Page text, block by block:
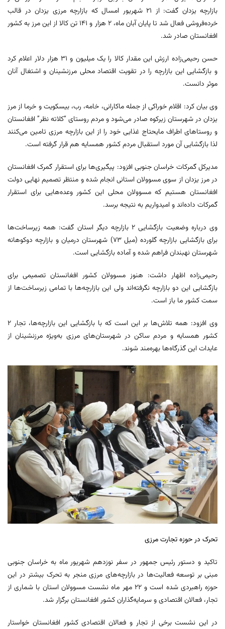
بازارچه یزدان گفت: از ۲۱ شهریور امسال که بازارچه مرزی یزدان در قالب
خرده‌فروشی فعال شد تا پایان آبان ماه، ۲ هزار و ۱۴۱ تن کالا از این مرز به کشور
افغانستان صادر شد.
حسن رحیمی‌زاده ارزش این مقدار کالا را یک میلیون و ۳۱ هزار دلار اعلام کرد
و بازگشایی این بازارچه را در تقویت اقتصاد محلی مرزنشینان و اشتغال آنان
موثر دانست.
وی بیان کرد: اقلام خوراکی از جمله ماکارانی، خامه، رب، بیسکویت و خرما از مرز
یزدان در شهرستان زیرکوه صادر می‌شود و مردم روستای “کلاته نظر” افغانستان
و روستاهای اطراف مایحتاج غذایی خود را از این بازارچه مرزی تامین می‌کنند
لذا بازگشایی آن مورد استقبال مردم کشور همسایه هم قرار گرفته است.
مدیرکل گمرکات خراسان جنوبی افزود: پیگیری‌ها برای استقرار گمرک افغانستان
در مرز یزدان از سوی مسوولان استانی انجام شده و منتظر تصمیم نهایی دولت
افغانستان هستیم که مسوولان محلی این کشور وعده‌هایی برای استقرار
گمرکات داده‌اند و امیدواریم به نتیجه برسد.
وی درباره وضعیت بازگشایی ۲ بازارچه دیگر استان گفت: همه زیرساخت‌ها
برای بازگشایی بازارچه‌ گلورده (میل ۷۳) شهرستان درمیان و بازارچه دوکوهانه
شهرستان نهبندان فراهم شده و آماده بازگشایی است.
رحیمی‌زاده اظهار داشت: هنوز مسوولان کشور افغانستان تصمیمی برای
بازگشایی این دو بازارچه ‌نگرفته‌اند ولی این بازارچه‌ها با تمامی زیرساخت‌ها از
سمت کشور ما باز است.
وی افزود: همه تلاش‌ها بر این است که با بازگشایی این بازارچه‌ها، تجار ۲
کشور همسایه و مردم ساکن در شهرستان‌های مرزی به‌ویژه مرزنشینان از
عایدات این گذرگاه‌ها بهره‌مند شوند.
تحرک در حوزه تجارت مرزی
تاکید و دستور رئیس جمهور در سفر نوزدهم شهریور ماه به خراسان جنوبی
مبنی بر توسعه فعالیت‌ها در بازارچه‌های مرزی منجر به تحرک بیشتر در این
حوزه راهبردی شده است و ۲۲ مهر ماه نشست مسوولان استان با شماری از
تجار، فعالان اقتصادی و سرمایه‌گذاران کشور افغانستان برگزار شد.
در این نشست برخی از تجار و فعالان اقتصادی کشور افغانستان خواستار